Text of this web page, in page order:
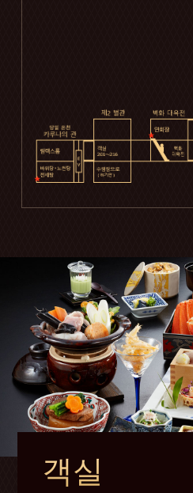
객실